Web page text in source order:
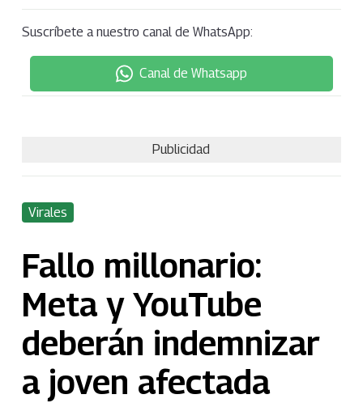
Suscríbete a nuestro canal de WhatsApp:
Canal de Whatsapp
Publicidad
Virales
Fallo millonario:
Meta y YouTube
deberán indemnizar
a joven afectada